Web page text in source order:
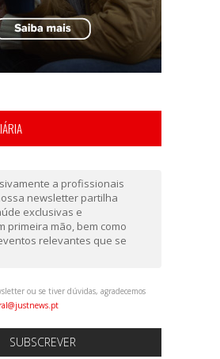
a profissionais
newsletter partilha
exclusivas e
primeira mão, bem como
relevantes que se
ou se tiver dúvidas, agradecemos
SUBSCREVER